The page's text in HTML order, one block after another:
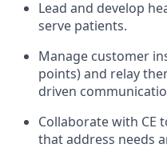
Lead and develop
serve patients.
Manage customer
points) and relay
driven
Collaborate with CE
that address needs